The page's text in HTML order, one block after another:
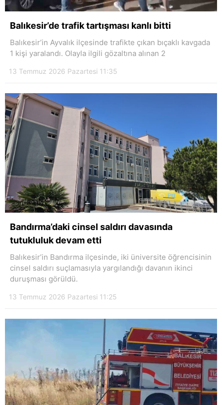
Balıkesir’de trafik tartışması kanlı bitti
Balıkesir’in Ayvalık ilçesinde trafikte çıkan bıçaklı kavgada
1 kişi yaralandı. Olayla ilgili gözaltına alınan 2
13 Temmuz 2026 Pazartesi 11:35
Bandırma’daki cinsel saldırı davasında
tutukluluk devam etti
Balıkesir’in Bandırma ilçesinde, iki üniversite öğrencisinin
cinsel saldırı suçlamasıyla yargılandığı davanın ikinci
duruşması görüldü.
13 Temmuz 2026 Pazartesi 11:25